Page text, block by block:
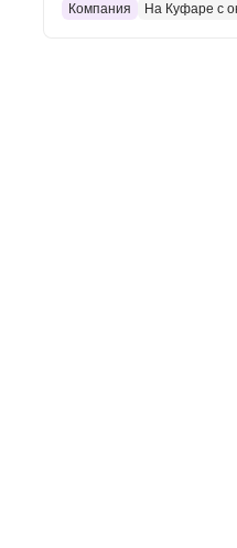
Компания На Куфаре с